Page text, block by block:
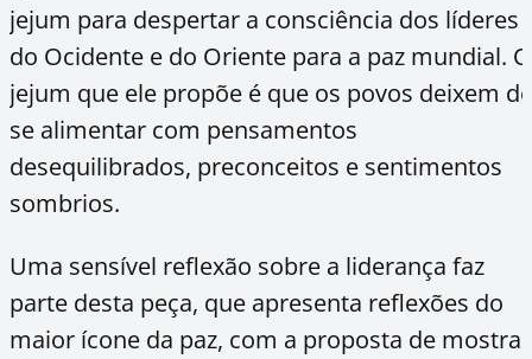
jejum para despertar a consciência dos líderes
do Ocidente e do Oriente para a paz mundial. O
jejum que ele propõe é que os povos deixem de
se alimentar com pensamentos
desequilibrados, preconceitos e sentimentos
sombrios.
Uma sensível reflexão sobre a liderança faz
parte desta peça, que apresenta reflexões do
maior ícone da paz, com a proposta de mostrar